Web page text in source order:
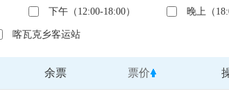
下午（12:00-18:00） 晚上（
喀瓦克乡客运站
余票 票价